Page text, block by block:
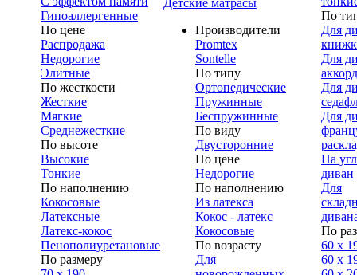
Гипоаллергенные
По цене
Распродажа
Недорогие
Элитные
По жесткости
Жесткие
Мягкие
Среднежесткие
По высоте
Высокие
Тонкие
По наполнению
Кокосовые
Латексные
Латекс-кокос
Пенополиуретановые
По размеру
Детские матрасы
Производители
Promtex
Sontelle
По типу
Ортопедические
Пружинные
Беспружинные
По виду
Двусторонние
По цене
Недорогие
По наполнению
Из латекса
Кокос - латекс
Кокосовые
По возрасту
Для
По
Для
Для
Для
Для
На
диван
Для
По
60 х
60 х